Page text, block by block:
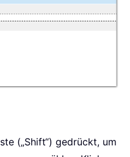
(„Shift“) gedrückt, um